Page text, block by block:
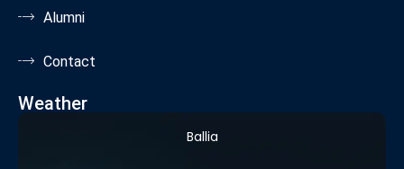
Alumni
Contact
Weather
Ballia